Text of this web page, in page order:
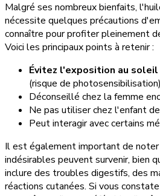
Malgré ses nombreux bienfaits,
nécessite quelques précautions
connaître pour profiter pleinement
Voici les principaux points à retenir :
Évitez l'exposition au soleil
(risque de photosensibilisation)
Déconseillé chez la femme
Ne pas utiliser chez l'enfant
Peut interagir avec certains
Il est également important de
indésirables peuvent survenir, bien
inclure des troubles digestifs, des
réactions cutanées. Si vous